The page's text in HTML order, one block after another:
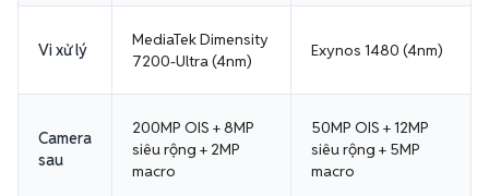
Vi xử lý
MediaTek Dimensity
7200-Ultra (4nm)
Exynos 1480 (4nm)
Camera
sau
200MP OIS + 8MP
siêu rộng + 2MP
macro
50MP OIS + 12MP
siêu rộng + 5MP
macro